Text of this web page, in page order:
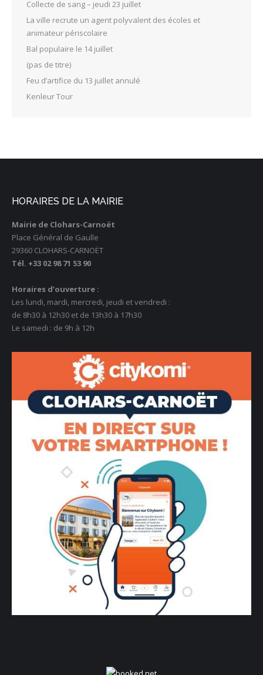
Collecte de sang – jeudi 23 juillet
La ville recrute un agent polyvalent des écoles et
animateur périscolaire
Bal populaire le 14 juillet
(pas de titre)
Feu d’artifice du 13 juillet annulé
Kenleur Tour
HORAIRES DE LA MAIRIE
Mairie de Clohars-Carnoët
Place Général de Gaulle
29360 CLOHARS-CARNOËT
Tél. +33 02 98 71 53 90
Horaires d’ouverture :
Les lundi, mardi, mercredi, jeudi et vendredi :
de 8h30 à 12h30 et de 13h30 à 17h30
Le samedi : de 9h à 12h